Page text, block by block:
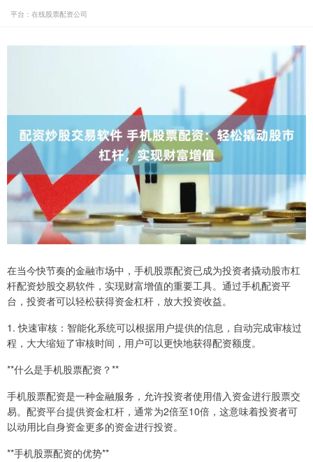
平台：在线股票配资公司
在当今快节奏的金融市场中，手机股票配资已成为投资者撬动股市杠
杆配资炒股交易软件，实现财富增值的重要工具。通过手机配资平
台，投资者可以轻松获得资金杠杆，放大投资收益。
1. 快速审核：智能化系统可以根据用户提供的信息，自动完成审核过
程，大大缩短了审核时间，用户可以更快地获得配资额度。
**什么是手机股票配资？**
手机股票配资是一种金融服务，允许投资者使用借入资金进行股票交
易。配资平台提供资金杠杆，通常为2倍至10倍，这意味着投资者可
以动用比自身资金更多的资金进行投资。
**手机股票配资的优势**